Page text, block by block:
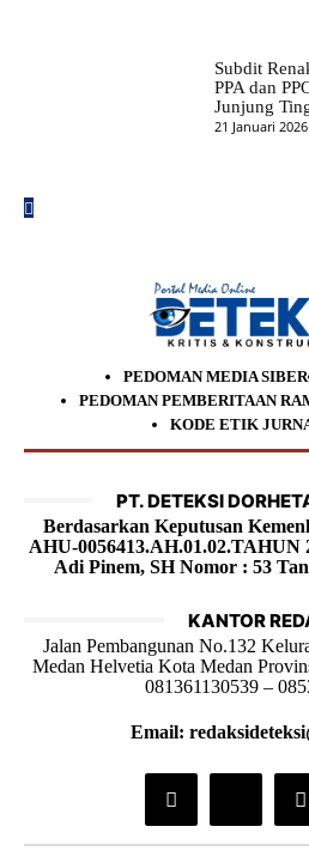
Subdit
PPA dan
Junjung
21 Januari 2026
PEDOMAN MEDIA SIBER
PEDOMAN PEMBERITAAN
KODE ETIK
PT. DETEKSI
Berdasarkan Keputusan
AHU-0056413.AH.01.02.TAHUN
Adi Pinem, SH Nomor : 53
KANTOR
Jalan Pembangunan No.132
Medan Helvetia Kota Medan
081361130539 –
Email: